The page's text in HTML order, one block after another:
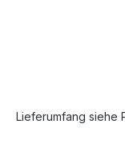
Lieferumfang siehe